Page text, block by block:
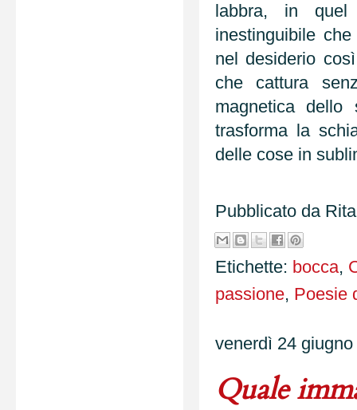
labbra, in
inestinguibile
nel desiderio
che cattura
magnetica dello
trasforma la
delle cose in
Pubblicato da
Etichette: bocca,
passione, Poesie
venerdì 24 giugno
Quale